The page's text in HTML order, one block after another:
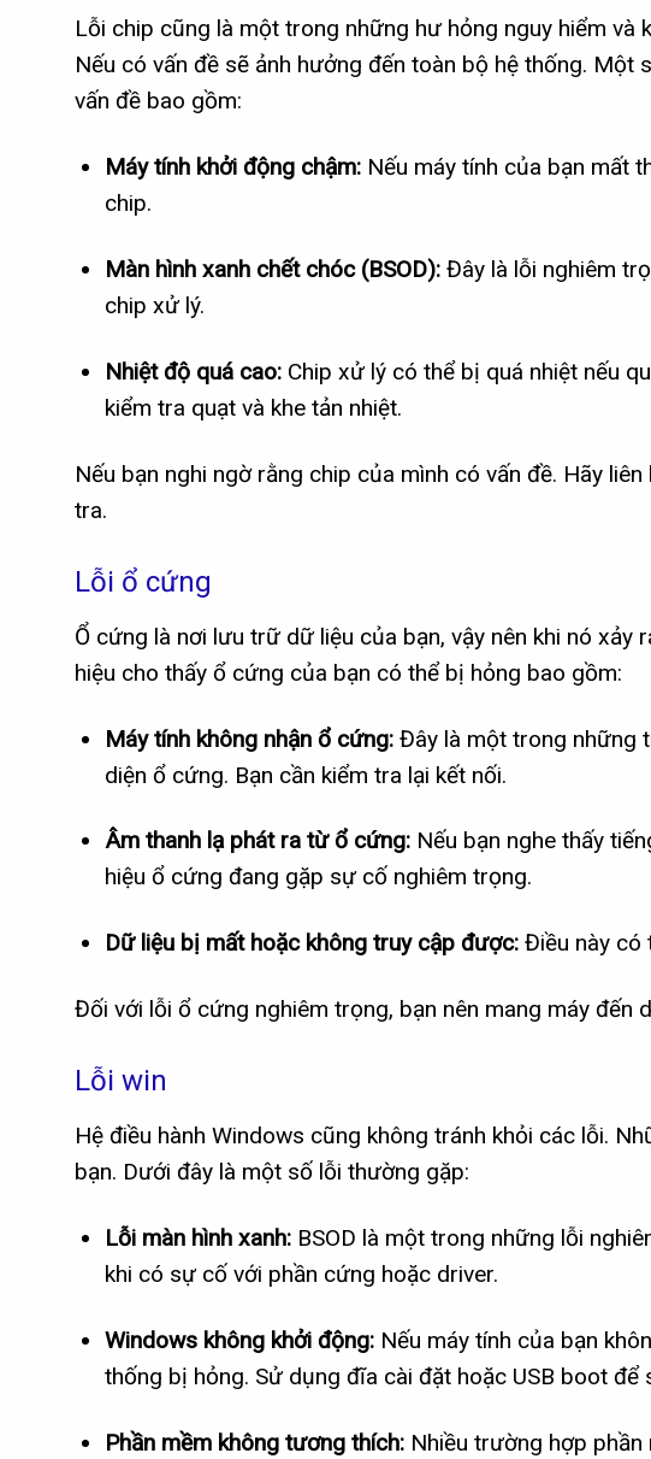
Lỗi chip cũng là một trong những hư hỏng nguy hiểm và
Nếu có vấn đề sẽ ảnh hưởng đến toàn bộ hệ thống.
vấn đề bao gồm:
Máy tính khởi động chậm:Nếu máy tính của bạn mất
chip.
Màn hình xanh chết chóc (BSOD):Đây là lỗi nghiêm
chip xử lý.
Nhiệt độ quá cao:Chip xử lý có thể bị quá nhiệt nếu
kiểm tra quạt và khe tản nhiệt.
Nếu bạn nghi ngờ rằng chip của mình có vấn đề. Hãy liên
tra.
Lỗi ổ cứng
Ổ cứng là nơi lưu trữ dữ liệu của bạn, vậy nên khi nó xảy
hiệu cho thấy ổ cứng của bạn có thể bị hỏng bao gồm:
Máy tính không nhận ổ cứng:Đây là một trong những
diện ổ cứng. Bạn cần kiểm tra lại kết nối.
Âm thanh lạ phát ra từ ổ cứng:Nếu bạn nghe thấy
hiệu ổ cứng đang gặp sự cố nghiêm trọng.
Dữ liệu bị mất hoặc không truy cập được:Điều này có
Đối với lỗi ổ cứng nghiêm trọng, bạn nên mang máy đến
Lỗi win
Hệ điều hành Windows cũng không tránh khỏi các lỗi.
bạn. Dưới đây là một số lỗi thường gặp:
Lỗi màn hình xanh:BSOD là một trong những lỗi
khi có sự cố với phần cứng hoặc driver.
Windows không khởi động:Nếu máy tính của bạn
thống bị hỏng. Sử dụng đĩa cài đặt hoặc USB boot để
Phần mềm không tương thích:Nhiều trường hợp phần